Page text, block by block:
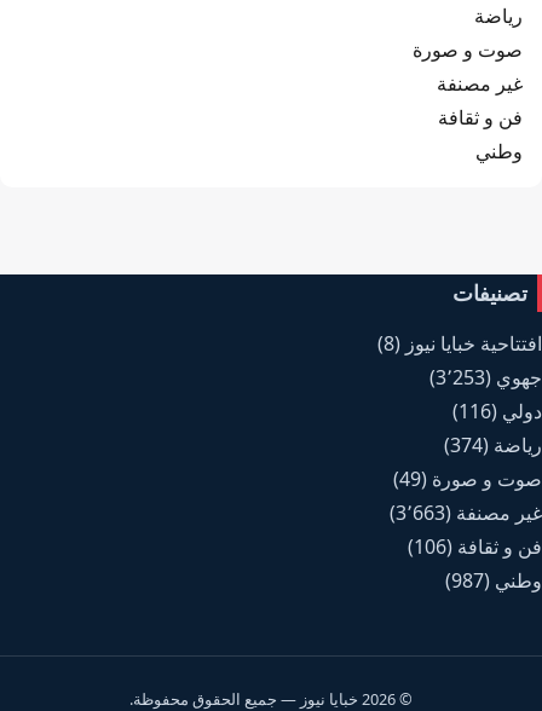
رياضة
صوت و صورة
غير مصنفة
فن و ثقافة
وطني
تصنيفات
افتتاحية خبايا نيوز (8)
جهوي (3٬253)
دولي (116)
رياضة (374)
صوت و صورة (49)
غير مصنفة (3٬663)
فن و ثقافة (106)
وطني (987)
© 2026 خبايا نيوز — جميع الحقوق محفوظة.